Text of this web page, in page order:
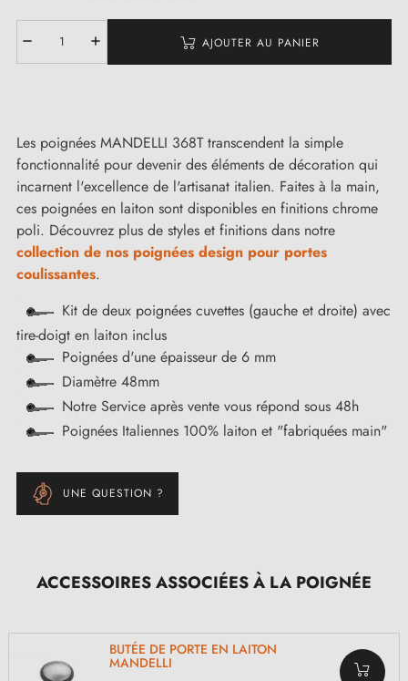
AJOUTER AU PANIER
Les poignées MANDELLI 368T transcendent la simple
fonctionnalité pour devenir des éléments de décoration qui
incarnent l'excellence de l'artisanat italien. Faites à la main,
ces poignées en laiton sont disponibles en finitions chrome
poli. Découvrez plus de styles et finitions dans notre
collection de nos poignées design pour portes
coulissantes.
Kit de deux poignées cuvettes (gauche et droite) avec
tire-doigt en laiton inclus
Poignées d'une épaisseur de 6 mm
Diamètre 48mm
Notre Service après vente vous répond sous 48h
Poignées Italiennes 100% laiton et "fabriquées main"
UNE QUESTION ?
ACCESSOIRES ASSOCIÉES À LA POIGNÉE
BUTÉE DE PORTE EN LAITON
MANDELLI